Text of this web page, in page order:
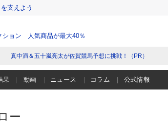
支えよう
ション 人気商品が最大40％
真中満＆五十嵐亮太が佐賀競馬予想に挑戦！（PR）
果 動画 ニュース コラム 公式情報
ー